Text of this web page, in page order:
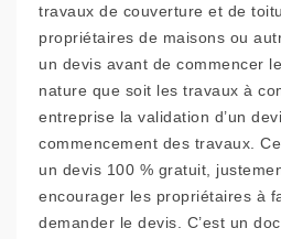
travaux de couverture et de
propriétaires de maisons ou
un devis avant de commencer
nature que soit les travaux à
entreprise la validation d’un
commencement des travaux.
un devis 100 % gratuit,
encourager les propriétaires à
demander le devis. C’est un